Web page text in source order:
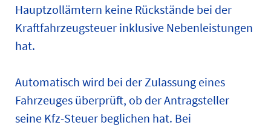
Hauptzollämtern keine Rückstände bei der
Kraftfahrzeugsteuer inklusive Nebenleistungen
hat.
Automatisch wird bei der Zulassung eines
Fahrzeuges überprüft, ob der Antragsteller
seine Kfz-Steuer beglichen hat. Bei